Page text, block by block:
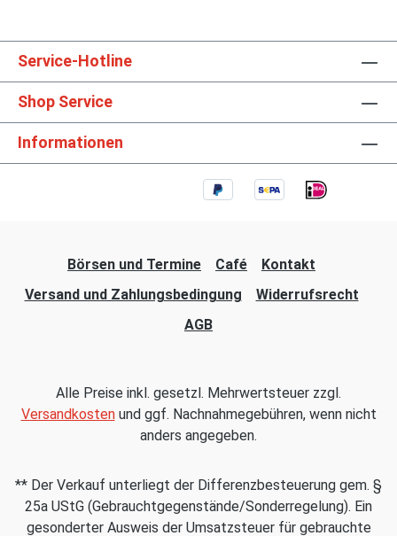
Service-Hotline
Shop Service
Informationen
Börsen und Termine Café
Kontakt
Versand und Zahlungsbedingung
Widerrufsrecht
AGB
Alle Preise inkl. gesetzl. Mehrwertsteuer zzgl.
Versandkostenund ggf. Nachnahmegebühren, wenn nicht
anders angegeben.
** Der Verkauf unterliegt der Differenzbesteuerung gem. §
25a UStG (Gebrauchtgegenstände/Sonderregelung). Ein
gesonderter Ausweis der Umsatzsteuer für gebrauchte